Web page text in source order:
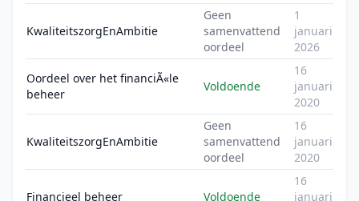
KwaliteitszorgEnAmbitie
Geen
samenvattend
oordeel
1
januari
2026
Oordeel over het financiÃ«le
beheer
Voldoende
16
januari
2020
KwaliteitszorgEnAmbitie
Geen
samenvattend
oordeel
16
januari
2020
Financieel beheer Voldoende
16
januari